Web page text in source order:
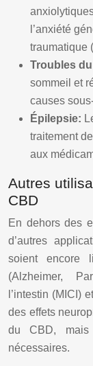
l’anxiété
traumatique
Troubles
sommeil et
causes
Épilepsie:
traitement
aux
Autres
CBD
En dehors des
d’autres
soient encore
(Alzheimer,
l’intestin (MICI)
des effets
du CBD, mais
nécessaires.